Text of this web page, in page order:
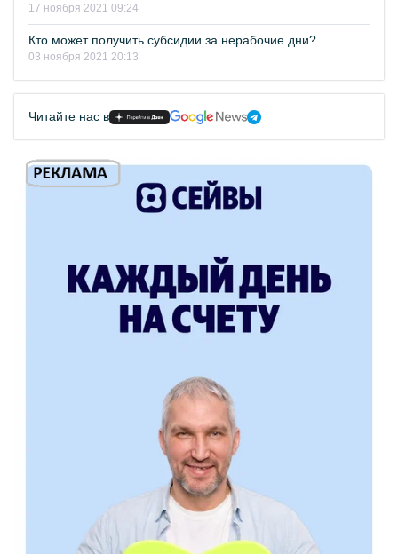
17 ноября 2021 09:24
Кто может получить субсидии за нерабочие дни?
03 ноября 2021 20:13
Читайте нас в